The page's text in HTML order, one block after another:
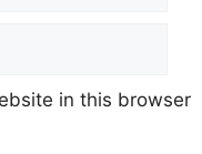
in this browser